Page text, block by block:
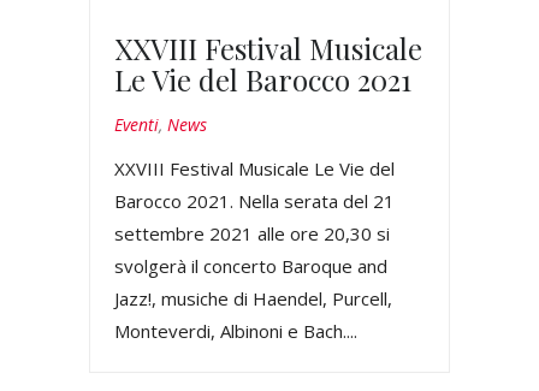
XXVIII Festival Musicale
Le Vie del Barocco 2021
Eventi, News
XXVIII Festival Musicale Le Vie del
Barocco 2021. Nella serata del 21
settembre 2021 alle ore 20,30 si
svolgerà il concerto Baroque and
Jazz!, musiche di Haendel, Purcell,
Monteverdi, Albinoni e Bach....